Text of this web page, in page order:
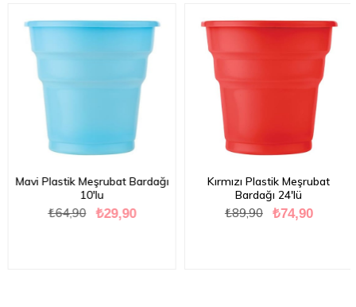
Mavi Plastik Meşrubat Bardağı
10'lu
₺29,90
₺64,90
Kırmızı Plastik Meşrubat
Bardağı 24'lü
₺74,90
₺89,90